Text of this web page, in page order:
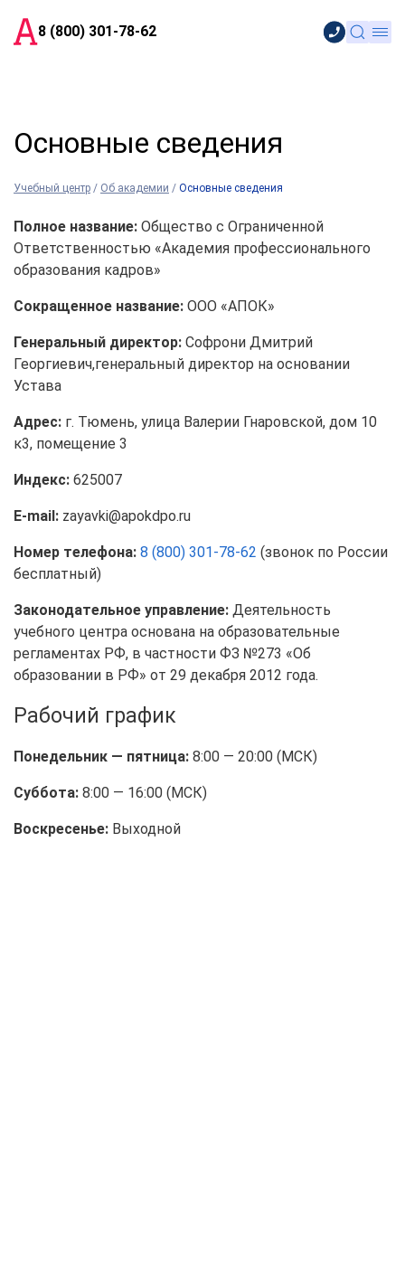
8 (800) 301-78-62
Основные сведения
Учебный центр / Об академии / Основные сведения
Полное название: Общество с Ограниченной
Ответственностью «Академия профессионального
образования кадров»
Сокращенное название: ООО «АПОК»
Генеральный директор: Софрони Дмитрий
Георгиевич,генеральный директор на основании
Устава
Адрес: г. Тюмень, улица Валерии Гнаровской, дом 10
к3, помещение 3
Индекс: 625007
E-mail: zayavki@apokdpo.ru
Номер телефона: 8 (800) 301-78-62 (звонок по России
бесплатный)
Законодательное управление: Деятельность
учебного центра основана на образовательные
регламентах РФ, в частности ФЗ №273 «Об
образовании в РФ» от 29 декабря 2012 года.
Рабочий график
Понедельник — пятница: 8:00 — 20:00 (МСК)
Суббота: 8:00 — 16:00 (МСК)
Воскресенье: Выходной